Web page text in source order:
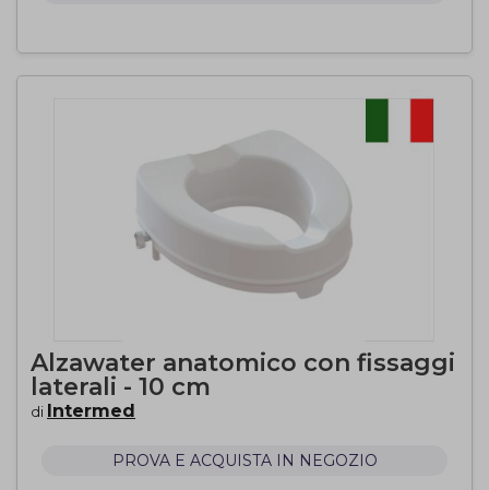
Alzawater anatomico con fissaggi
laterali - 10 cm
di Intermed
PROVA E ACQUISTA IN NEGOZIO